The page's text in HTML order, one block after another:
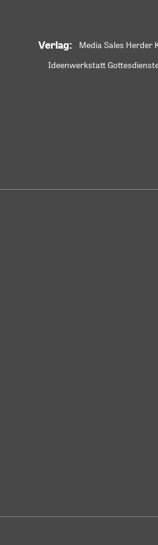
Verlag: Media Sales Herder
Ideenwerkstatt